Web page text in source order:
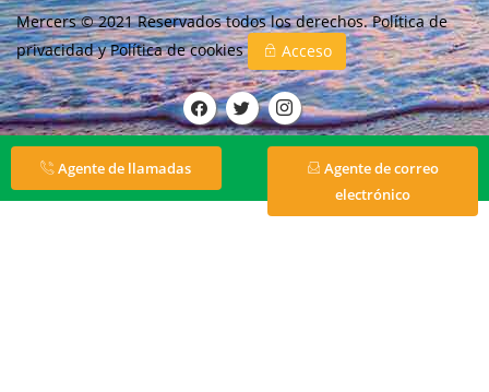
Mercers © 2021 Reservados todos los derechos.Política de
privacidadyPolítica de cookies Acceso
Agente de llamadas
Agente de correo
electrónico